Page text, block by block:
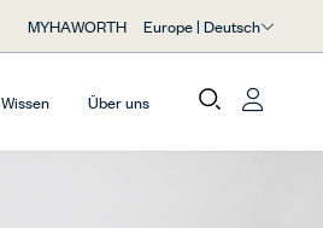
MYHAWORTH Europe | Deutsch
Wissen Über uns